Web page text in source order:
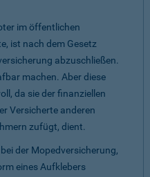
im öffentlichen
ist nach dem Gesetz
abzuschließen.
machen. Aber diese
da sie der finanziellen
Versicherte anderen
zufügt, dient.
der Mopedversicherung,
eines Aufklebers